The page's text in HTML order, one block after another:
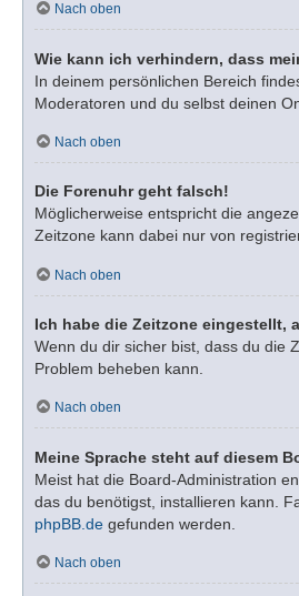
Nach oben
Wie kann ich verhindern, dass
In deinem persönlichen Bereich
Moderatoren und du selbst deinen
Nach oben
Die Forenuhr geht falsch!
Möglicherweise entspricht die
Zeitzone kann dabei nur von
Nach oben
Ich habe die Zeitzone eingestellt,
Wenn du dir sicher bist, dass du die
Problem beheben kann.
Nach oben
Meine Sprache steht auf diesem
Meist hat die Board-Administration
das du benötigst, installieren kann.
phpBB.de gefunden werden.
Nach oben